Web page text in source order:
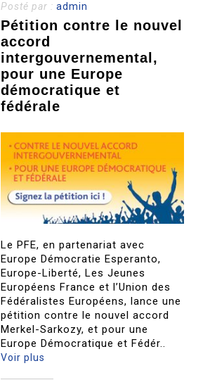
Posté par :admin
Pétition contre le nouvel
accord
intergouvernemental,
pour une Europe
démocratique et
fédérale
Le PFE, en partenariat avec
Europe Démocratie Esperanto,
Europe-Liberté, Les Jeunes
Européens France et l’Union des
Fédéralistes Européens, lance une
pétition contre le nouvel accord
Merkel-Sarkozy, et pour une
Europe Démocratique et Fédér..
Voir plus